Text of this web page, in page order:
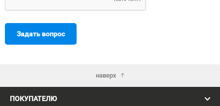
Задать вопрос
наверх
ПОКУПАТЕЛЮ